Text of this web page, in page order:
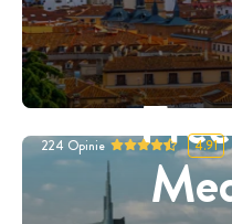
224 Opinie 4.91